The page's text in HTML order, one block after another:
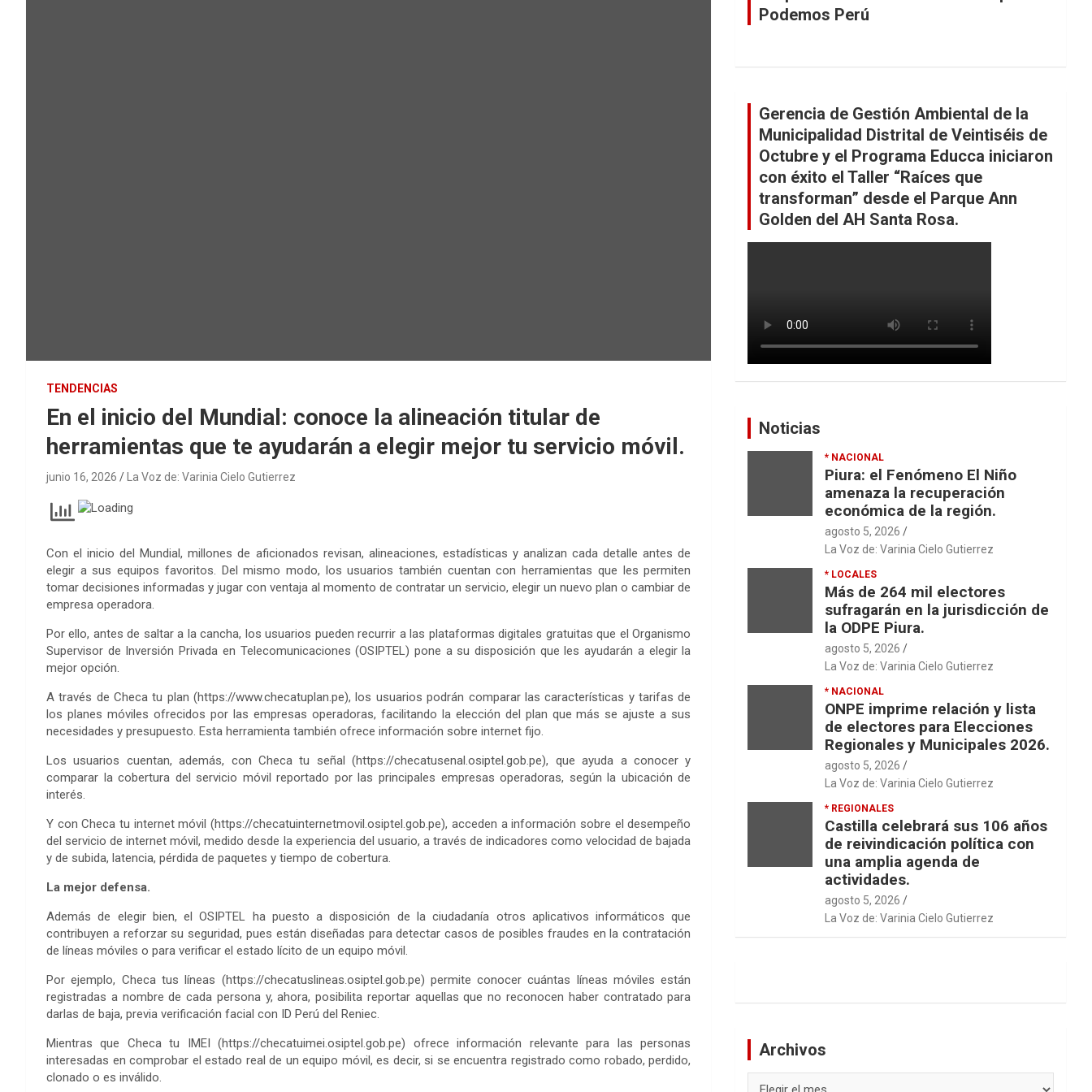
TENDENCIAS
En el inicio del Mundial: conoce la alineación titular de
herramientas que te ayudarán a elegir mejor tu servicio móvil.
junio 16, 2026 La Voz de: Varinia Cielo Gutierrez
Con el inicio del Mundial, millones de aficionados revisan, alineaciones, estadísticas y analizan cada detalle antes de
elegir a sus equipos favoritos. Del mismo modo, los usuarios también cuentan con herramientas que les permiten
tomar decisiones informadas y jugar con ventaja al momento de contratar un servicio, elegir un nuevo plan o cambiar de
empresa operadora.
Por ello, antes de saltar a la cancha, los usuarios pueden recurrir a las plataformas digitales gratuitas que el Organismo
Supervisor de Inversión Privada en Telecomunicaciones (OSIPTEL) pone a su disposición que les ayudarán a elegir la
mejor opción.
A través de Checa tu plan (https://www.checatuplan.pe), los usuarios podrán comparar las características y tarifas de
los planes móviles ofrecidos por las empresas operadoras, facilitando la elección del plan que más se ajuste a sus
necesidades y presupuesto. Esta herramienta también ofrece información sobre internet fijo.
Los usuarios cuentan, además, con Checa tu señal (https://checatusenal.osiptel.gob.pe), que ayuda a conocer y
comparar la cobertura del servicio móvil reportado por las principales empresas operadoras, según la ubicación de
interés.
Y con Checa tu internet móvil (https://checatuinternetmovil.osiptel.gob.pe), acceden a información sobre el desempeño
del servicio de internet móvil, medido desde la experiencia del usuario, a través de indicadores como velocidad de bajada
y de subida, latencia, pérdida de paquetes y tiempo de cobertura.
La mejor defensa.
Además de elegir bien, el OSIPTEL ha puesto a disposición de la ciudadanía otros aplicativos informáticos que
contribuyen a reforzar su seguridad, pues están diseñadas para detectar casos de posibles fraudes en la contratación
de líneas móviles o para verificar el estado lícito de un equipo móvil.
Por ejemplo, Checa tus líneas (https://checatuslineas.osiptel.gob.pe) permite conocer cuántas líneas móviles están
registradas a nombre de cada persona y, ahora, posibilita reportar aquellas que no reconocen haber contratado para
darlas de baja, previa verificación facial con ID Perú del Reniec.
Mientras que Checa tu IMEI (https://checatuimei.osiptel.gob.pe) ofrece información relevante para las personas
interesadas en comprobar el estado real de un equipo móvil, es decir, si se encuentra registrado como robado, perdido,
clonado o es inválido.
Podemos Perú
Gerencia de Gestión Ambiental de la
Municipalidad Distrital de Veintiséis de
Octubre y el Programa Educca iniciaron
con éxito el Taller “Raíces que
transforman” desde el Parque Ann
Golden del AH Santa Rosa.
Noticias
* NACIONAL
Piura: el Fenómeno El Niño
amenaza la recuperación
económica de la región.
agosto 5, 2026
La Voz de: Varinia Cielo Gutierrez
* LOCALES
Más de 264 mil electores
sufragarán en la jurisdicción de
la ODPE Piura.
agosto 5, 2026
La Voz de: Varinia Cielo Gutierrez
* NACIONAL
ONPE imprime relación y lista
de electores para Elecciones
Regionales y Municipales 2026.
agosto 5, 2026
La Voz de: Varinia Cielo Gutierrez
* REGIONALES
Castilla celebrará sus 106 años
de reivindicación política con
una amplia agenda de
actividades.
agosto 5, 2026
La Voz de: Varinia Cielo Gutierrez
Archivos